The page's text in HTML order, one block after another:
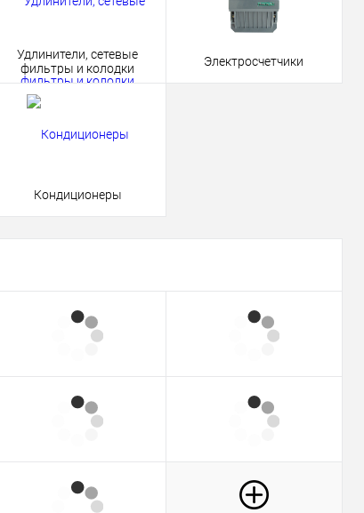
Удлинители, сетевые
фильтры и колодки
Электросчетчики
Кондиционеры